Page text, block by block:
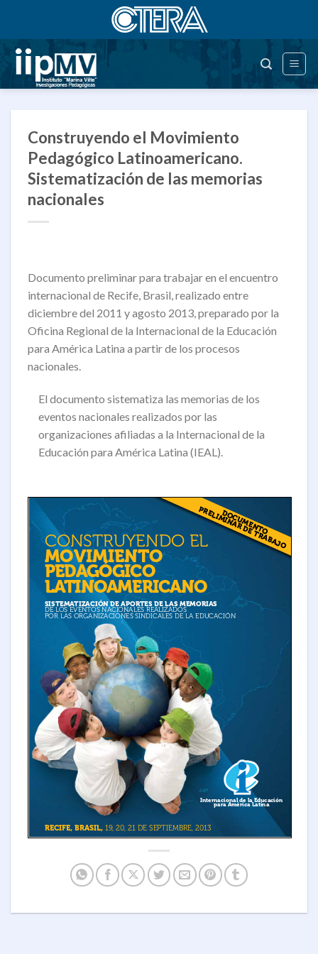
contenido
Construyendo el Movimiento
Pedagógico Latinoamericano.
Sistematización de las memorias
nacionales
Documento preliminar para trabajar en el encuentro
internacional de Recife, Brasil, realizado entre
diciembre del 2011 y agosto 2013, preparado por la
Oficina Regional de la Internacional de la Educación
para América Latina a partir de los procesos
nacionales.
El documento sistematiza las memorias de los
eventos nacionales realizados por las
organizaciones afiliadas a la Internacional de la
Educación para América Latina (IEAL).